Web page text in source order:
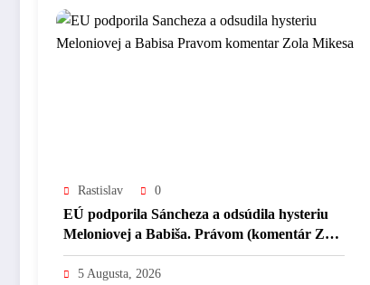
Rastislav 0
EÚ podporila Sáncheza a odsúdila hysteriu
Meloniovej a Babiša. Právom (komentár Zola
Mikeša)
5 Augusta, 2026